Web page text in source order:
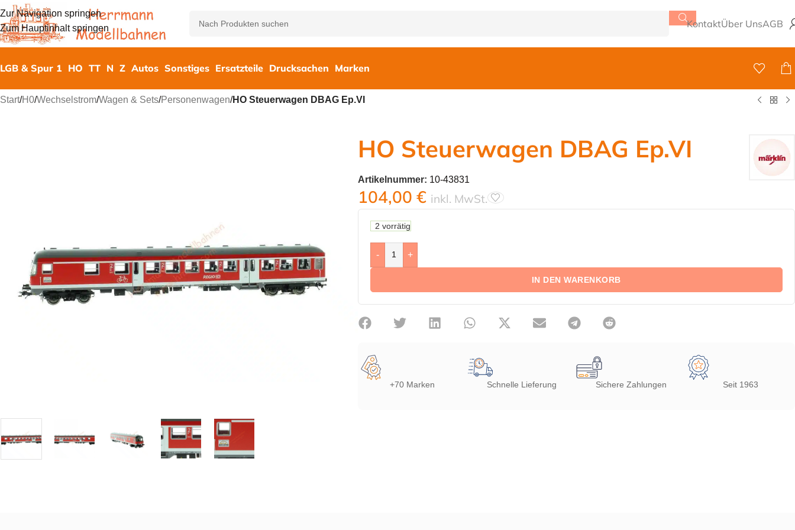
Zur Navigation springen
Zum Hauptinhalt springen
KontaktÜber UnsAGB
LGB & Spur 1 HO TT N Z Autos Sonstiges Ersatzteile Drucksachen Marken
Start/H0/Wechselstrom/Wagen & Sets/Personenwagen/HO Steuerwagen DBAG Ep.VI
HO Steuerwagen DBAG Ep.VI
Artikelnummer: 10-43831
104,00 € inkl. MwSt.
2 vorrätig
- +
IN DEN WARENKORB
+70 Marken Schnelle Lieferung Sichere Zahlungen Seit 1963